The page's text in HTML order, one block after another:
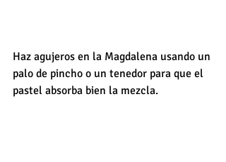
Haz agujeros en la Magdalena usando un
palo de pincho o un tenedor para que el
pastel absorba bien la mezcla.